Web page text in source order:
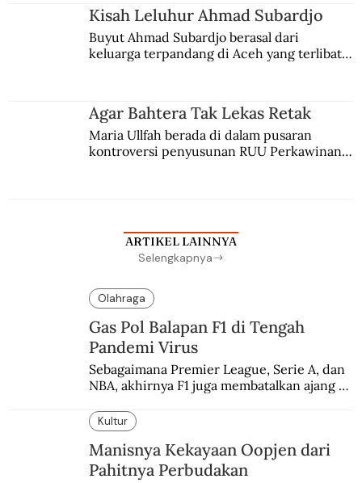
Kisah Leluhur Ahmad Subardjo
Buyut Ahmad Subardjo berasal dari
keluarga terpandang di Aceh yang terlibat
Agar Bahtera Tak Lekas Retak
Maria Ullfah berada di dalam pusaran
kontroversi penyusunan RUU Perkawinan.
ARTIKEL LAINNYA
Selengkapnya
Olahraga
Gas Pol Balapan F1 di Tengah
Pandemi Virus
Sebagaimana Premier League, Serie A, dan
NBA, akhirnya F1 juga membatalkan ajang
enam dekade lampau.
Kultur
Manisnya Kekayaan Oopjen dari
Pahitnya Perbudakan